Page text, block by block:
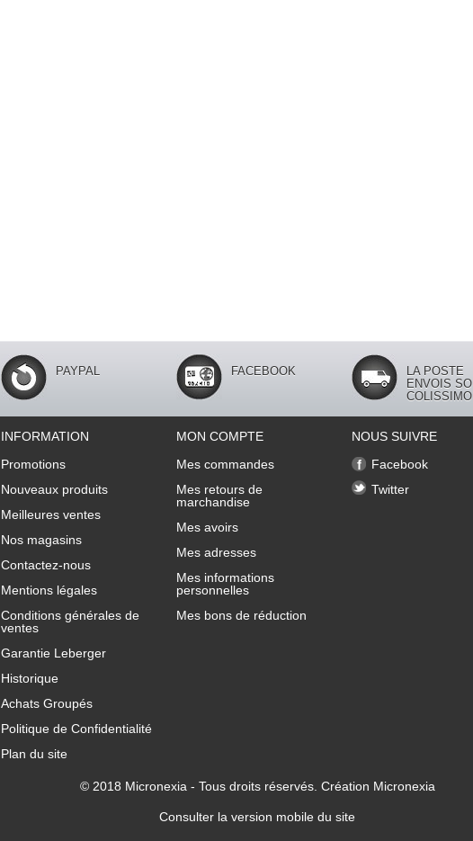
PAYPAL FACEBOOK
LA POSTE
ENVOIS SO
COLISSIMO
INFORMATION
Promotions
Nouveaux produits
Meilleures ventes
Nos magasins
Contactez-nous
Mentions légales
Conditions générales de
ventes
Garantie Leberger
Historique
Achats Groupés
Politique de Confidentialité
Plan du site
MON COMPTE
Mes commandes
Mes retours de
marchandise
Mes avoirs
Mes adresses
Mes informations
personnelles
Mes bons de réduction
NOUS SUIVRE
Facebook
Twitter
© 2018 Micronexia- Tous droits réservés. Création Micronexia
Consulter la version mobile du site